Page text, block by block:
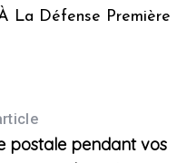
La Défense Première
postale pendant vos